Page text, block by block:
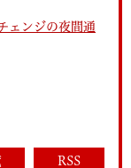
ェンジの夜間通
RSS